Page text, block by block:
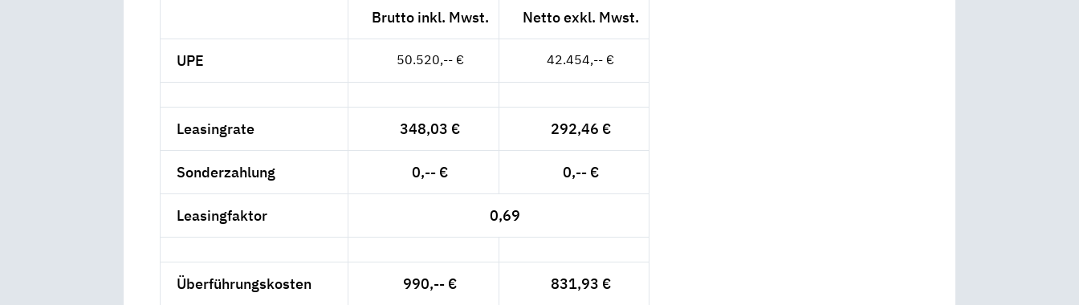
Brutto inkl. Mwst. Netto exkl. Mwst.
UPE 50.520,-- € 42.454,-- €
Leasingrate 348,03 € 292,46 €
Sonderzahlung 0,-- € 0,-- €
Leasingfaktor 0,69
Überführungskosten 990,-- € 831,93 €